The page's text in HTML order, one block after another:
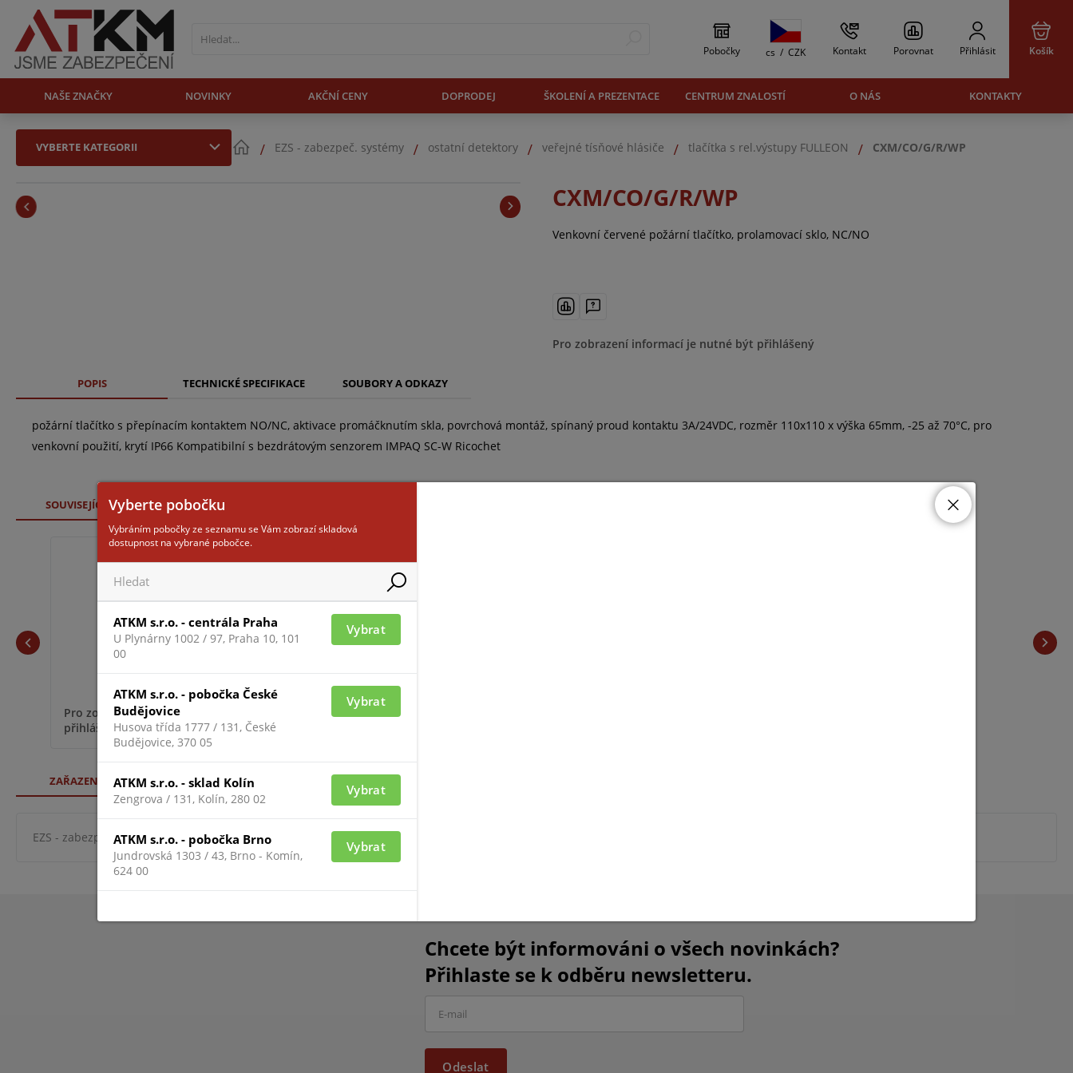
Pobočky cs / CZK Kontakt Porovnat Přihlásit Košík
NAŠE ZNAČKY NOVINKY AKČNÍ CENY DOPRODEJ ŠKOLENÍ A PREZENTACE CENTRUM ZNALOSTÍ O NÁS KONTAKTY
VYBERTE KATEGORII EZS - zabezpeč. systémy ostatní detektory veřejné tísňové hlásiče tlačítka s rel.výstupy FULLEON CXM/CO/G/R/WP
CXM/CO/G/R/WP
Venkovní červené požární tlačítko, prolamovací sklo, NC/NO
Pro zobrazení informací je nutné být přihlášený
POPIS TECHNICKÉ SPECIFIKACE SOUBORY A ODKAZY
požární tlačítko s přepínacím kontaktem NO/NC, aktivace promáčknutím skla, povrchová montáž, spínaný proud kontaktu 3A/24VDC, rozměr 110x110 x výška 65mm, -25 až 70°C, pro
venkovní použití, krytí IP66 Kompatibilní s bezdrátovým senzorem IMPAQ SC-W Ricochet
SOUVISEJÍCÍ ZBOŽÍ
Pro zobrazení informací je nutné být
přihlášený
ZAŘAZENÍ ZBOŽÍ
EZS - zabezpeč. systémy ostatní detektory veřejné tísňové hlásiče
Chcete být informováni o všech novinkách?
Přihlaste se k odběru newsletteru.
Odeslat
Vyberte pobočku
Vybráním pobočky ze seznamu se Vám zobrazí skladová
dostupnost na vybrané pobočce.
ATKM s.r.o. - centrála Praha
U Plynárny 1002 / 97, Praha 10, 101
00
Vybrat
ATKM s.r.o. - pobočka České
Budějovice
Husova třída 1777 / 131, České
Budějovice, 370 05
Vybrat
ATKM s.r.o. - sklad Kolín
Zengrova / 131, Kolín, 280 02
Vybrat
ATKM s.r.o. - pobočka Brno
Jundrovská 1303 / 43, Brno - Komín,
624 00
Vybrat